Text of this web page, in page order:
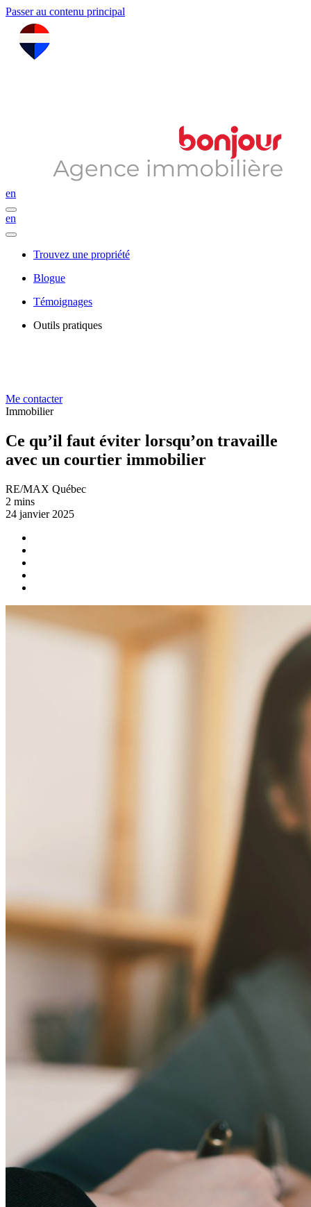
Passer au contenu principal
en
en
Trouvez une propriété
Blogue
Témoignages
Outils pratiques
Me contacter
Immobilier
Ce qu’il faut éviter lorsqu’on travaille
avec un courtier immobilier
RE/MAX Québec
2 mins
24 janvier 2025